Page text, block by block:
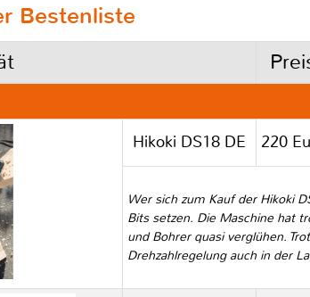
Bestenliste
Hikoki DS18 DE
220
Wer sich zum Kauf der Hikoki
Bits setzen. Die Maschine hat
und Bohrer quasi verglühen.
Drehzahlregelung auch in der